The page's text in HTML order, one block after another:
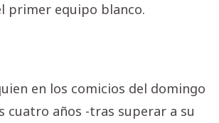
primer equipo blanco.
en los comicios del domingo
años -tras superar a su